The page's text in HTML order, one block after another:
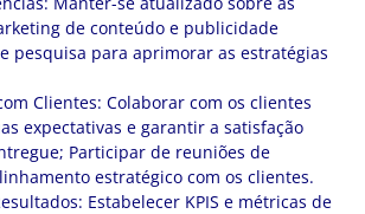
de conteúdo e publicidade
pesquisa para aprimorar as estratégias
Clientes: Colaborar com os clientes
expectativas e garantir a satisfação
Participar de reuniões de
estratégico com os clientes.
Estabelecer KPIS e métricas de